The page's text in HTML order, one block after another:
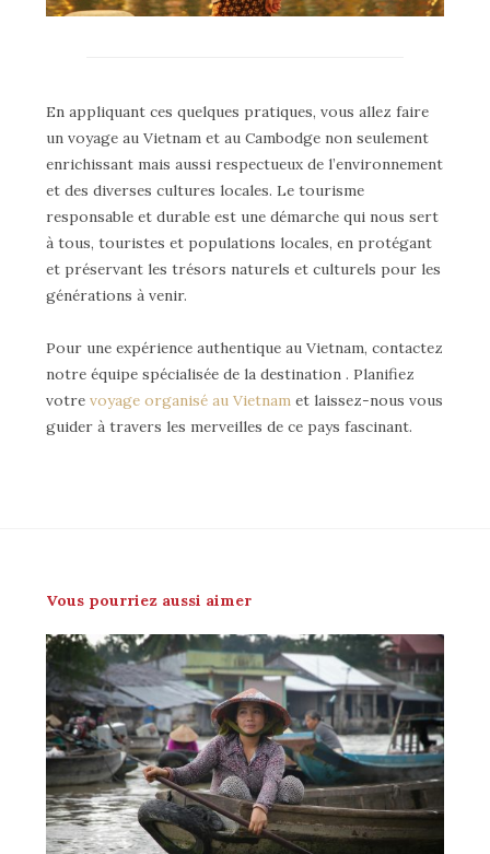
En appliquant ces quelques pratiques, vous allez faire
un voyage au Vietnam et au Cambodge non seulement
enrichissant mais aussi respectueux de l’environnement
et des diverses cultures locales. Le tourisme
responsable et durable est une démarche qui nous sert
à tous, touristes et populations locales, en protégant
et préservant les trésors naturels et culturels pour les
générations à venir.
Pour une expérience authentique au Vietnam, contactez
notre équipe spécialisée de la destination . Planifiez
votre voyage organisé au Vietnam et laissez-nous vous
guider à travers les merveilles de ce pays fascinant.
Vous pourriez aussi aimer